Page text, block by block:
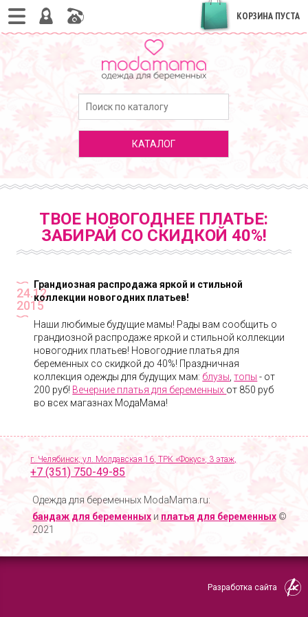
КОРЗИНА ПУСТА
КАТАЛОГ
ТВОЕ НОВОГОДНЕЕ ПЛАТЬЕ:
ЗАБИРАЙ СО СКИДКОЙ 40%!
24.12
2015
Грандиозная распродажа яркой и стильной
коллекции новогодних платьев!
Наши любимые будущие мамы! Рады вам сообщить о
грандиозной распродаже яркой и стильной коллекции
новогодних платьев! Новогодние платья для
беременных со скидкой до 40%! Праздничная
коллекция одежды для будущих мам: блузы ,топы - от
200 руб! Вечерние платья для беременных от 850 руб
во всех магазнах МодаМама!
г. Челябинск, ул. Молдавская 16, ТРК «Фокус», 3 этаж,
+7 (351) 750-49-85
Одежда для беременных ModaMama.ru:
бандаж для беременныхи платья для беременных©
2021
Разработка сайта